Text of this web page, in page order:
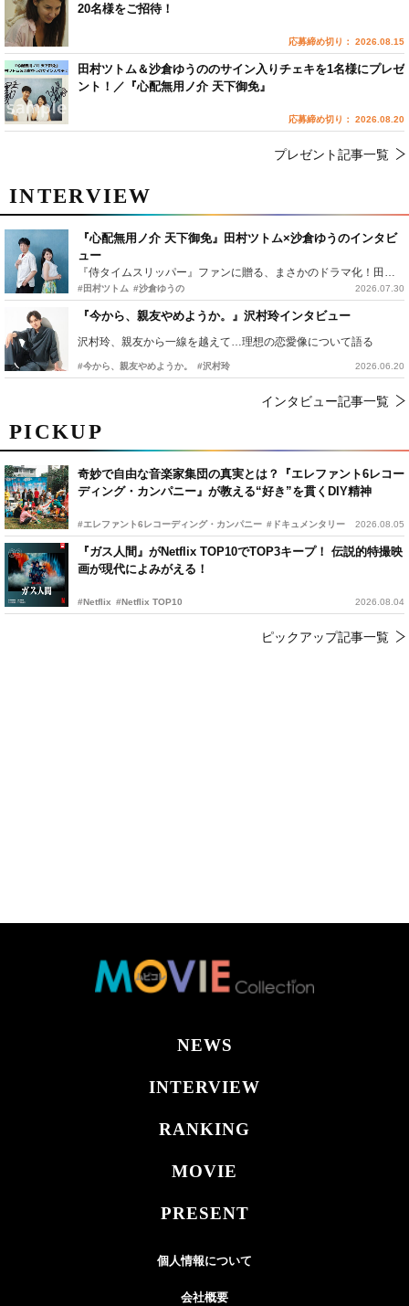
PICKUP
奇妙で自由な音楽家集団の真実とは？『エレファント6レコー
ディング・カンパニー』が教える“好き”を貫くDIY精神
#エレファント6レコーディング・カンパニー #ドキュメンタリー 2026.08.05
『ガス人間』がNetflix TOP10でTOP3キープ！ 伝説的特撮映
画が現代によみがえる！
#Netflix #Netflix TOP10 2026.08.04
ピックアップ記事一覧
INTERVIEW
『心配無用ノ介 天下御免』田村ツトム×沙倉ゆうのインタビ
ュー
『侍タイムスリッパー』ファンに贈る、まさかのドラマ化！田村ツトム×沙倉ゆうのが語る『心配無用ノ介』撮影秘話
#田村ツトム #沙倉ゆうの 2026.07.30
『今から、親友やめようか。』沢村玲インタビュー
沢村玲、親友から一線を越えて…理想の恋愛像について語る
#今から、親友やめようか。 #沢村玲 2026.06.20
インタビュー記事一覧
20名様をご招待！
応募締め切り： 2026.08.15
田村ツトム＆沙倉ゆうののサイン入りチェキを1名様にプレゼ
ント！／『心配無用ノ介 天下御免』
応募締め切り： 2026.08.20
プレゼント記事一覧
NEWS
INTERVIEW
RANKING
MOVIE
PRESENT
個人情報について
会社概要